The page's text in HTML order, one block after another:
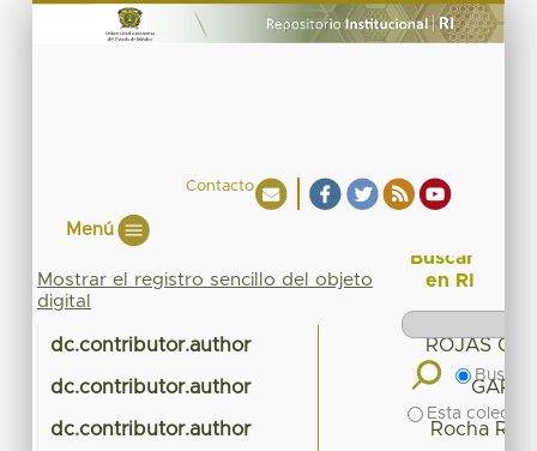
Contacto
Menú
Mostrar el registro sencillo del objeto
digital
dc.contributor.author ROJAS
dc.contributor.author
dc.contributor.author Rocha
Buscar
en RI
Buscar
Esta